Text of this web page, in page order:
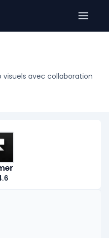
visuels avec collaboration